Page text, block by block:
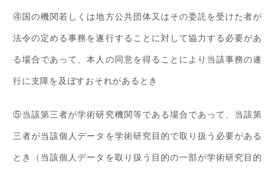
④国の機関若しくは地方公共団体又はその委託を受けた者が
法令の定める事務を遂行することに対して協力する必要があ
る場合であって、本人の同意を得ることにより当該事務の遂
行に支障を及ぼすおそれがあるとき
⑤当該第三者が学術研究機関等である場合であって、当該第
三者が当該個人データを学術研究目的で取り扱う必要がある
とき（当該個人データを取り扱う目的の一部が学術研究目的